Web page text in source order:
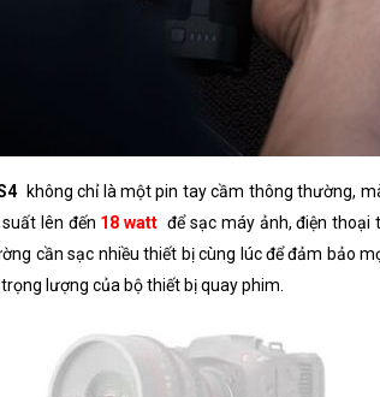
không chỉ là một pin tay cầm thông thường,
lên đến 18 watt để sạc máy ảnh, điện thoại
cần sạc nhiều thiết bị cùng lúc để đảm bảo
lượng của bộ thiết bị quay phim.